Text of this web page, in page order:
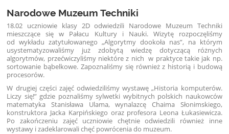
Narodowe Muzeum Techniki
18.02 uczniowie klasy 2D odwiedzili Narodowe Muzeum Techniki
mieszczące się w Pałacu Kultury i Nauki. Wizytę rozpoczęliśmy
od wykładu zatytułowanego „Algorytmy dookoła nas”, na którym
usystematyzowaliśmy już zdobytą wiedzę dotyczącą różnych
algorytmów, przećwiczyliśmy niektóre z nich w praktyce takie jak np.
sortowanie bąbelkowe. Zapoznaliśmy się również z historią i budową
procesorów.
W drugiej części zajęć odwiedziliśmy wystawę „Historia komputerów.
Liczy się!” gdzie poznaliśmy sylwetki wybitnych polskich naukowców
matematyka Stanisława Ulama, wynalazcę Chaima Słonimskiego,
konstruktora Jacka Karpińskiego oraz profesora Leona Łukasiewicza.
Po zakończeniu zajęć uczniowie chętnie odwiedzili również inne
wystawy i zadeklarowali chęć powrócenia do muzeum.